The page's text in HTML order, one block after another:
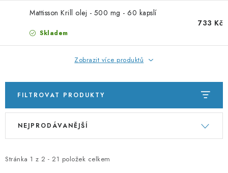
PORADNA
ZNAČKY
Obchodní podmínky
Podmínky ochrany osobních údajů
Kontakty
Natural Health Store
Slovník pojmů
Moje objednávka
Mattisson Krill olej - 500 mg - 60 kapslí
Skladem
733 Kč
Zobrazit více produktů
FILTROVAT PRODUKTY
V
i
Stránka 1 z 2 - 21 položek celkem
Ř
e
NEJPRODÁVANĚJŠÍ